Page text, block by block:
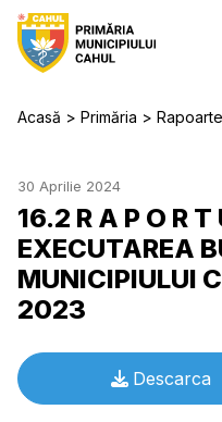
Acasă Primăria
30 Aprilie 2024
16.2 R A P O R T
EXECUTAREA
MUNICIPIULUI
2023
Descarca